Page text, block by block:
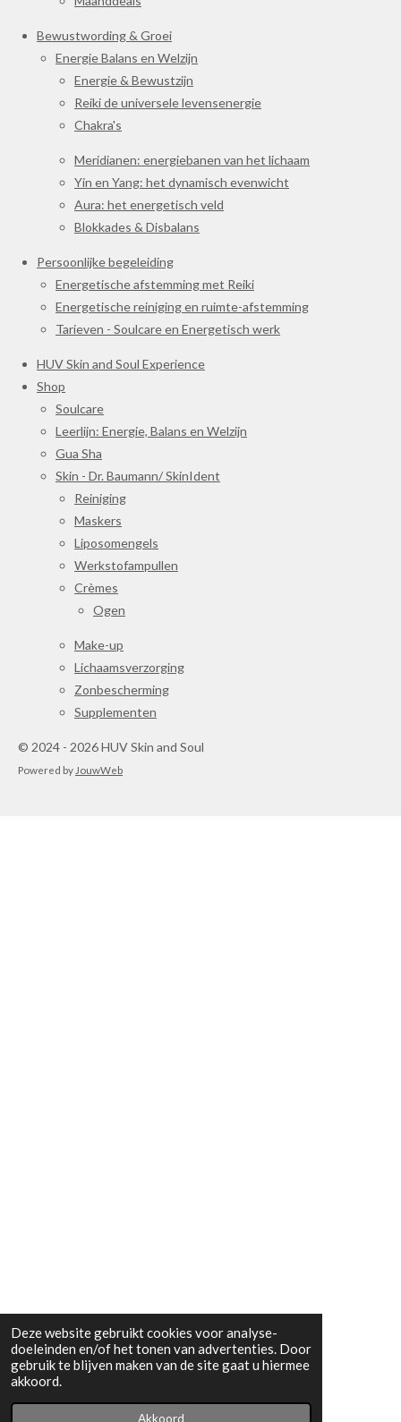
Deze website gebruikt cookies voor analyse-
doeleinden en/of het tonen van advertenties. Door
gebruik te blijven maken van de site gaat u hiermee
akkoord.
Akkoord
Bewustwording & Groei
Energie Balans en Welzijn
Energie & Bewustzijn
Reiki de universele levensenergie
Chakra's
Meridianen: energiebanen van het lichaam
Yin en Yang: het dynamisch evenwicht
Aura: het energetisch veld
Blokkades & Disbalans
Persoonlijke begeleiding
Energetische afstemming met Reiki
Energetische reiniging en ruimte-afstemming
Tarieven - Soulcare en Energetisch werk
HUV Skin and Soul Experience
Shop
Soulcare
Leerlijn: Energie, Balans en Welzijn
Gua Sha
Skin - Dr. Baumann/ SkinIdent
Reiniging
Maskers
Liposomengels
Werkstofampullen
Crèmes
Ogen
Make-up
Lichaamsverzorging
Zonbescherming
Supplementen
© 2024 - 2026 HUV Skin and Soul
Powered by JouwWeb